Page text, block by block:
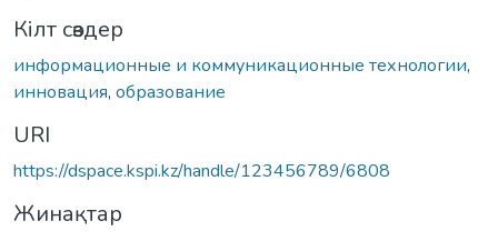
Кілт сөздер
информационные и коммуникационные технологии,
инновация, образование
URI
https://dspace.kspi.kz/handle/123456789/6808
Жинақтар